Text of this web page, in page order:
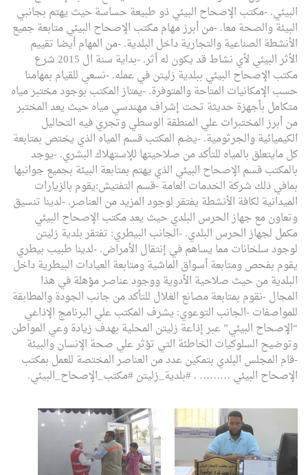
البيئي.-مكتب الإصحاح البيئي ذو طبيعة حساسة حيث يهتم بجانبي
البيئة والصحة معا.-من أبرز مهام مكتب الإصحاح البيئي متابعة جميع
الأنشطة الصناعية والتجارية داخل البلدية.-من المهام أيضا تقييم
الأثر البيئي لأي نشاط قد يكون له أثر. -بداية سنة ال 2015 شرع
مكتب الإصحاح البيئي ببلدية زليتن في عمله.-نسعي للقيام بمهامنا
حسب الإمكانيات المتاحة والمتوفرة.-يمتاز المكتب بوجود مختبر مياه
متكامل بأجهزة حديثة تحت إشراف مهندسي مياه حيث يعد المختبر
من أبرز المختبرات علي المنطقة الوسطي وتجري فيه التحاليل
الكيميائية والجرثومية.-يضم المكتب قسم المياه الذي يختص بمتابعة
كل مايتعلق بالمياه للتأكد من صلاحيتها للإستهلاك البشري.-يوجد
بالمكتب قسم الإصحاح البيئي الذي يهتم بمتابعة البيئة بجميع جوانبها
بمافي ذلك شركة الخدمات العامة-قسم التفتيش:يقوم بالزيارات
الميدانية لكافة الأنشطة يفتقر لوجود المزيد من العناصر.-لدينا تنسيق
وتعاون مع جهاز الحرس البلدي حيث يعد مكتب الإصحاح البيئي
مكمل لجهاز الحرس البلدي.-الجانب البيطري: تفتقر بلدية زليتن
لوجود سلخانات مما يساهم في إنتقال الأمراض.-لدينا طبيب بيطري
يقوم بفحص ومتابعة أسواق الماشية ومتابعة العيادات البيطرية داخل
البلدية من حيث صلاحية الأدوية ووجود عناصر مؤهلة في هذا
المجال-نقوم بمتابعة مصانع الغلال للتأكد من جانب الجودة والمطابقة
للمواصفات-الجانب التوعوي: يشرف المكتب علي البرنامج الإذاعي
“الإصحاح البيئي” عبر إذاعة زليتن المحلية بهدف زيادة وعي المواطن
وتوضيح السلوكيات الخاطئة التي تؤثر علي صحة الإنسان والبيئة
-قام المجلس البلدي بتمكين عدد من العناصر المختصة للعمل بمكتب
الإصحاح البيئي ……… . #بلدية_زليتن #مكتب_الإصحاح_البيئي.